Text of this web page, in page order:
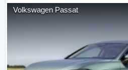
Volkswagen Passat